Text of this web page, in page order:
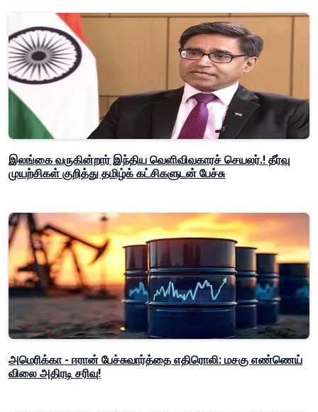
இலங்கை வருகின்றார் இந்திய வெளிவிவகாரச் செயலர்.! தீர்வு
முயற்சிகள் குறித்து தமிழ்க் கட்சிகளுடன் பேச்சு
அமெரிக்கா - ஈரான் பேச்சுவார்த்தை எதிரொலி: மசகு எண்ணெய்
விலை அதிரடி சரிவு!